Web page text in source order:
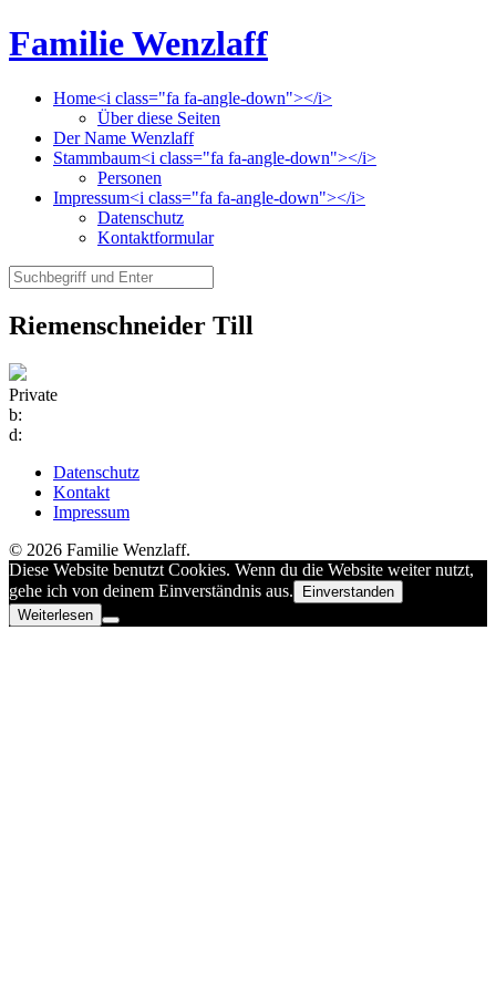
Familie Wenzlaff
Home<i class="fa fa-angle-down"></i>
Über diese Seiten
Der Name Wenzlaff
Stammbaum<i class="fa fa-angle-down"></i>
Personen
Impressum<i class="fa fa-angle-down"></i>
Datenschutz
Kontaktformular
Riemenschneider Till
Private
b:
d:
Datenschutz
Kontakt
Impressum
© 2026 Familie Wenzlaff.
Diese Website benutzt Cookies. Wenn du die Website weiter nutzt,
gehe ich von deinem Einverständnis aus.
Einverstanden
Weiterlesen